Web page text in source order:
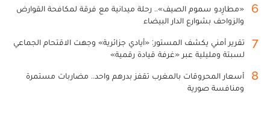
6
«مطارِدو سموم الصيف».. رحلة ميدانية مع فرقة لمكافحة القوارض
والزواحف بشوارع الدار البيضاء
7
تقرير أمني يكشف المستور: «أيادي جزائرية» وجهت الاقتحام الجماعي
لسبتة ومليلية عبر «غرفة قيادة رقمية»
8
أسعار المحروقات بالمغرب تقفز بدرهم واحد.. مضاربات مستمرة
ومنافسة صورية